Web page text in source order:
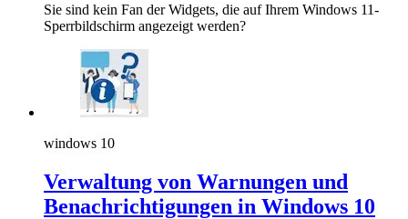
Sie sind kein Fan der Widgets, die auf Ihrem Windows 11-
Sperrbildschirm angezeigt werden?
windows 10
Verwaltung von Warnungen und
Benachrichtigungen in Windows 10